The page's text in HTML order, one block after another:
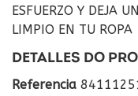
ESFUERZO Y DEJA
LIMPIO EN TU ROPA
DETALLES DO
Referencia